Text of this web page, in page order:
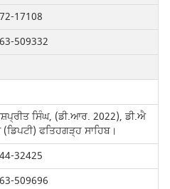
17108
509332
ਸਿੰਘ, (ਡੀ.ਆਰ. 2022), ਡੀ.ਐ
(ਡਿਪਟੀ) ਫਤਿਹਗੜ੍ਹ ਸਾਹਿਬ।
32425
509696